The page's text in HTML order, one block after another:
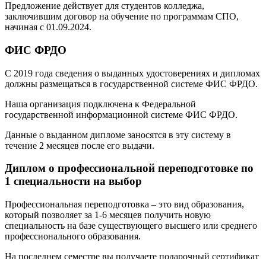
Предложение действует для студентов колледжа,
заключившим договор на обучение по программам СПО,
начиная с 01.09.2024.
ФИС ФРДО
С 2019 года сведения о выданных удостоверениях и дипломах
должны размещаться в государственной системе ФИС ФРДО.
Наша организация подключена к Федеральной
государственной информационной системе ФИС ФРДО.
Данные о выданном дипломе заносятся в эту систему в
течение 2 месяцев после его выдачи.
Диплом о профессиональной переподготовке по
1 специальности на выбор
Профессиональная переподготовка – это вид образования,
который позволяет за 1-6 месяцев получить новую
специальность на базе существующего высшего или среднего
профессионального образования.
На последнем семестре вы получаете подарочный сертификат